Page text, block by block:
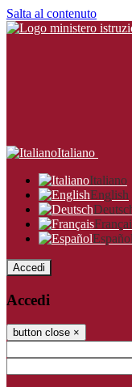
Salta al contenuto
Italiano
Italiano
English
Español
Accedi
Accedi
button close ×